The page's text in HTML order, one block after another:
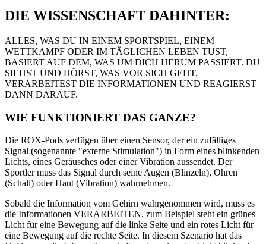
DIE WISSENSCHAFT DAHINTER:
ALLES, WAS DU IN EINEM SPORTSPIEL, EINEM
WETTKAMPF ODER IM TÄGLICHEN LEBEN TUST,
BASIERT AUF DEM, WAS UM DICH HERUM PASSIERT. DU
SIEHST UND HÖRST, WAS VOR SICH GEHT,
VERARBEITEST DIE INFORMATIONEN UND REAGIERST
DANN DARAUF.
WIE FUNKTIONIERT DAS GANZE?
Die ROX-Pods verfügen über einen Sensor, der ein zufälliges
Signal (sogenannte "externe Stimulation") in Form eines blinkenden
Lichts, eines Geräusches oder einer Vibration aussendet. Der
Sportler muss das Signal durch seine Augen (Blinzeln), Ohren
(Schall) oder Haut (Vibration) wahrnehmen.
Sobald die Information vom Gehirn wahrgenommen wird, muss es
die Informationen VERARBEITEN, zum Beispiel steht ein grünes
Licht für eine Bewegung auf die linke Seite und ein rotes Licht für
eine Bewegung auf die rechte Seite. In diesem Szenario hat das